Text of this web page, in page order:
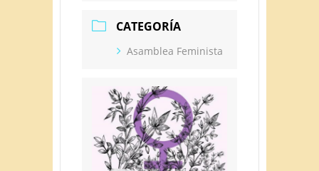
CATEGORÍA
Asamblea Feminista